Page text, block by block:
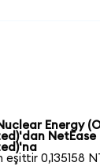
Energy
NetEase
eşittir 0,135158